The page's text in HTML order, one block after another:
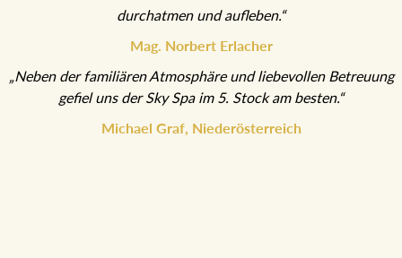
durchatmen und aufleben.“
Mag. Norbert Erlacher
„Neben der familiären Atmosphäre und liebevollen Betreuung
gefiel uns der Sky Spa im 5. Stock am besten.“
Michael Graf, Niederösterreich